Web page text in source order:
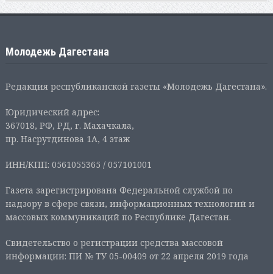
Молодежь Дагестана
Редакция республиканской газеты «Молодежь Дагестана».
Юридический адрес:
367018, РФ, РД, г. Махачкала,
пр. Насрутдинова 1А, 4 этаж
ИНН/КПП: 0561055365 / 057101001
Газета зарегистрирована Федеральной службой по
надзору в сфере связи, информационных технологий и
массовых коммуникаций по Республике Дагестан.
Свидетельство о регистрации средства массовой
информации: ПИ № ТУ 05-00409 от 22 апреля 2019 года